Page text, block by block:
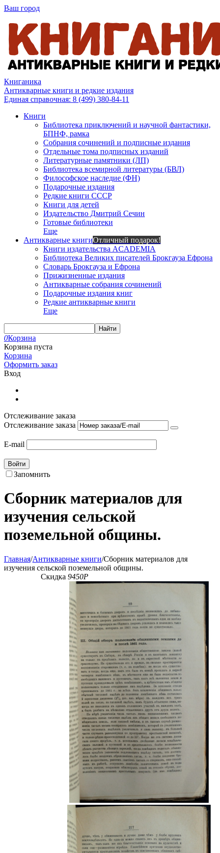
Ваш город
Книганика
Антикварные книги и редкие издания
Единая справочная: 8 (499) 380-84-11
Книги
Библиотека приключений и научной фантастики,
БПНФ, рамка
Собрания сочинений и подписные издания
Отдельные тома подписных изданий
Литературные памятники (ЛП)
Библиотека всемирной литературы (БВЛ)
Философское наследие (ФН)
Подарочные издания
Редкие книги СССР
Книги для детей
Издательство Дмитрий Сечин
Готовые библиотеки
Еще
Антикварные книгиОтличный подарок!
Книги издательства ACADEMIA
Библиотека Великих писателей Брокгауза Ефрона
Словарь Брокгауза и Ефрона
Прижизненные издания
Антикварные собрания сочинений
Подарочные издания книг
Редкие антикварные книги
Еще
Найти
0Корзина
Корзина пуста
Корзина
Оформить заказ
Вход
Отслеживание заказа
Отслеживание заказа
E-mail
Войти
Запомнить
Сборник материалов для
изучения сельской
поземельной общины.
Главная/Антикварные книги/Сборник материалов для
изучения сельской поземельной общины.
Скидка 9450Р